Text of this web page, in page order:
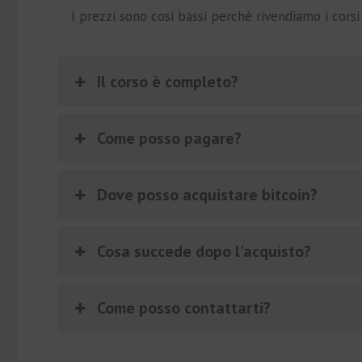
I prezzi sono cosi bassi perchè rivendiamo i
Il corso è completo?
Come posso pagare?
Dove posso acquistare bitcoin?
Cosa succede dopo l'acquisto?
Come posso contattarti?